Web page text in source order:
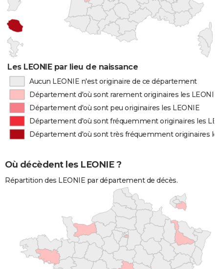
Les LEONIE par lieu de naissance
Aucun LEONIE n'est originaire de ce département
Département d'où sont rarement originaires les LEONIE
Département d'où sont peu originaires les LEONIE
Département d'où sont fréquemment originaires les
Département d'où sont très fréquemment originaires
Où décèdent les LEONIE ?
Répartition des LEONIE par département de décès.